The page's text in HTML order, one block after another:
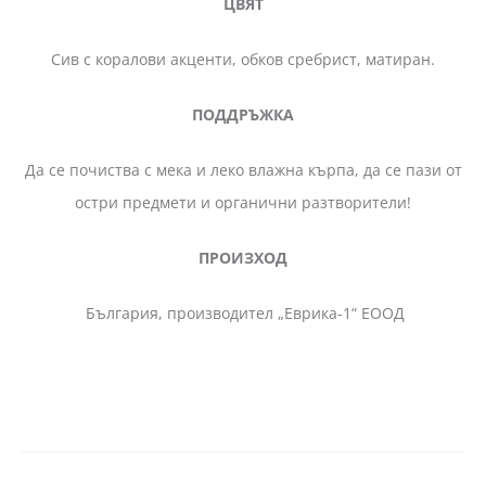
Сив с коралови акценти, обков сребрист, матиран.
ПОДДРЪЖКА
Да се почиства с мека и леко влажна кърпа, да се пази от
остри предмети и органични разтворители!
ПРОИЗХОД
България, производител „Еврика-1“ ЕООД